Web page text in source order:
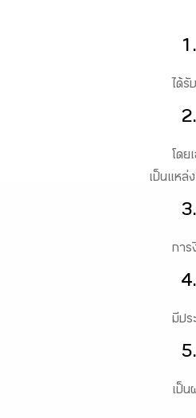
ได้รั
โดย
เป็นแหล่
การ
มีปร
เป็น